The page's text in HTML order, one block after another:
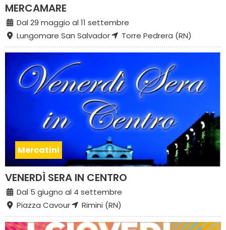
MERCAMARE
Dal 29 maggio al 11 settembre
Lungomare San Salvador
Torre Pedrera (RN)
Mercatini
VENERDÌ SERA IN CENTRO
Dal 5 giugno al 4 settembre
Piazza Cavour
Rimini (RN)